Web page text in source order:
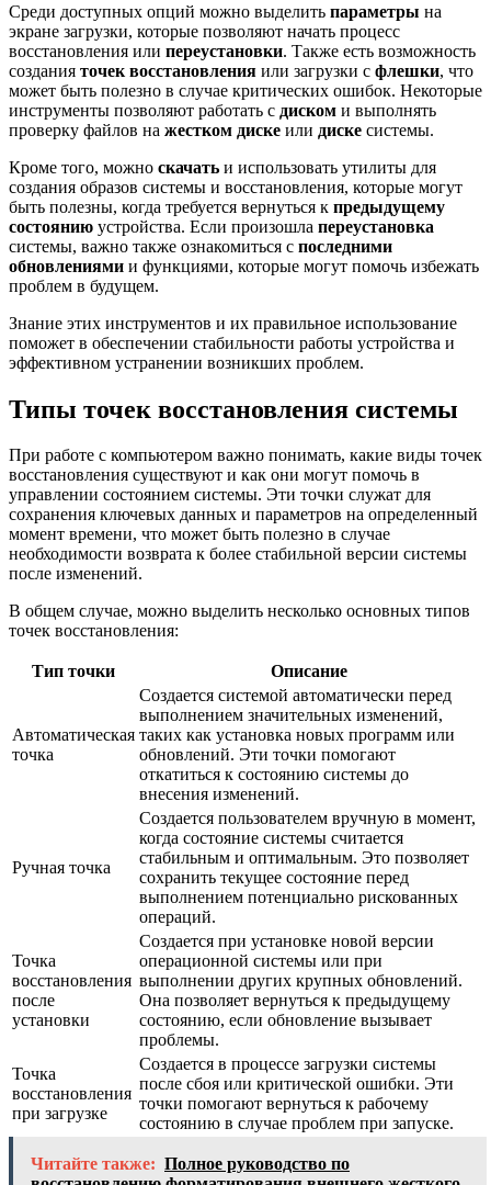
Среди доступных опций можно выделить параметры на
экране загрузки, которые позволяют начать процесс
восстановления или переустановки. Также есть возможность
создания точек восстановления или загрузки с флешки, что
может быть полезно в случае критических ошибок. Некоторые
инструменты позволяют работать с диском и выполнять
проверку файлов на жестком диске или диске системы.
Кроме того, можно скачать и использовать утилиты для
создания образов системы и восстановления, которые могут
быть полезны, когда требуется вернуться к предыдущему
состоянию устройства. Если произошла переустановка
системы, важно также ознакомиться с последними
обновлениями и функциями, которые могут помочь избежать
проблем в будущем.
Знание этих инструментов и их правильное использование
поможет в обеспечении стабильности работы устройства и
эффективном устранении возникших проблем.
Типы точек восстановления системы
При работе с компьютером важно понимать, какие виды точек
восстановления существуют и как они могут помочь в
управлении состоянием системы. Эти точки служат для
сохранения ключевых данных и параметров на определенный
момент времени, что может быть полезно в случае
необходимости возврата к более стабильной версии системы
после изменений.
В общем случае, можно выделить несколько основных типов
точек восстановления:
Тип точки Описание
Автоматическая
точка
Создается системой автоматически перед
выполнением значительных изменений,
таких как установка новых программ или
обновлений. Эти точки помогают
откатиться к состоянию системы до
внесения изменений.
Ручная точка
Создается пользователем вручную в момент,
когда состояние системы считается
стабильным и оптимальным. Это позволяет
сохранить текущее состояние перед
выполнением потенциально рискованных
операций.
Точка
восстановления
после
установки
Создается при установке новой версии
операционной системы или при
выполнении других крупных обновлений.
Она позволяет вернуться к предыдущему
состоянию, если обновление вызывает
проблемы.
Точка
восстановления
при загрузке
Создается в процессе загрузки системы
после сбоя или критической ошибки. Эти
точки помогают вернуться к рабочему
состоянию в случае проблем при запуске.
Читайте также: Полное руководство по